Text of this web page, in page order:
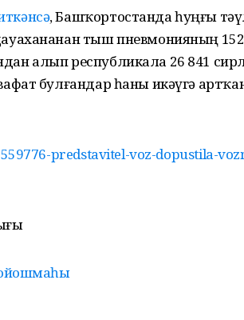
, Башҡортостанда һуңғы
тыш пневмонияның
алып республикала 26 841
булғандар һаны икәүгә
predstavitel-voz-dopustila-
ойошмаһы